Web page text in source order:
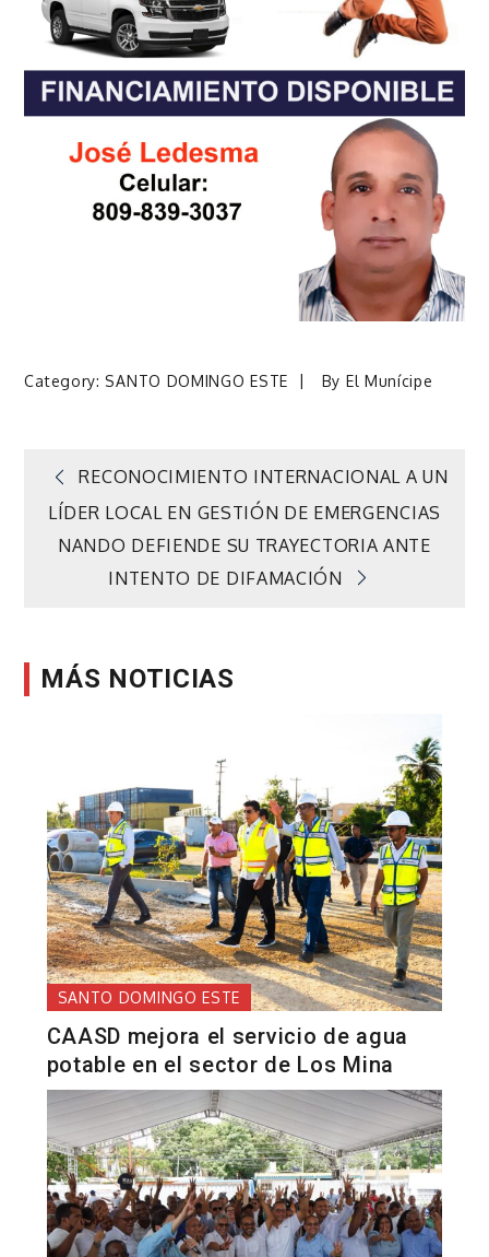
Category: SANTO DOMINGO ESTE By El Munícipe
Navegación
de
RECONOCIMIENTO INTERNACIONAL A UN
LÍDER LOCAL EN GESTIÓN DE EMERGENCIAS
NANDO DEFIENDE SU TRAYECTORIA ANTE
INTENTO DE DIFAMACIÓN
MÁS NOTICIAS
SANTO DOMINGO ESTE
CAASD mejora el servicio de agua
potable en el sector de Los Mina